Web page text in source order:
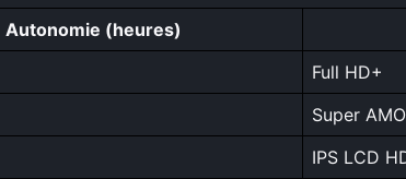
Autonomie (heures)
Full HD+
Super
IPS LCD